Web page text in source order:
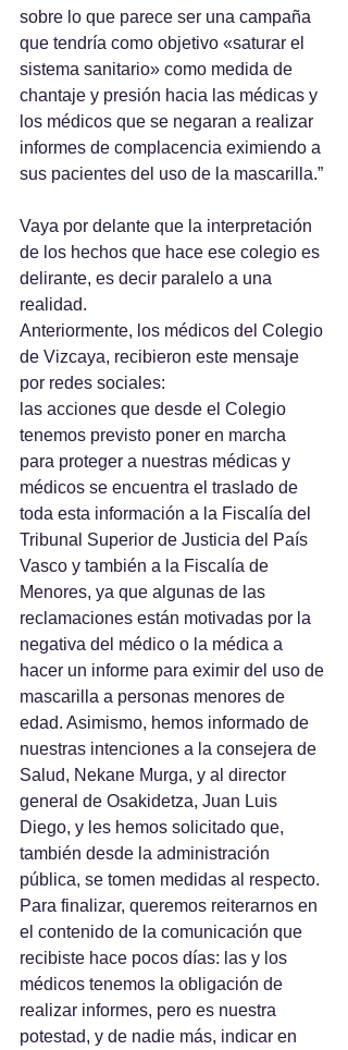
sobre lo que parece ser una campaña
que tendría como objetivo «saturar el
sistema sanitario» como medida de
chantaje y presión hacia las médicas y
los médicos que se negaran a realizar
informes de complacencia eximiendo a
sus pacientes del uso de la mascarilla.”
Vaya por delante que la interpretación
de los hechos que hace ese colegio es
delirante, es decir paralelo a una
realidad.
Anteriormente, los médicos del Colegio
de Vizcaya, recibieron este mensaje
por redes sociales:
las acciones que desde el Colegio
tenemos previsto poner en marcha
para proteger a nuestras médicas y
médicos se encuentra el traslado de
toda esta información a la Fiscalía del
Tribunal Superior de Justicia del País
Vasco y también a la Fiscalía de
Menores, ya que algunas de las
reclamaciones están motivadas por la
negativa del médico o la médica a
hacer un informe para eximir del uso de
mascarilla a personas menores de
edad. Asimismo, hemos informado de
nuestras intenciones a la consejera de
Salud, Nekane Murga, y al director
general de Osakidetza, Juan Luis
Diego, y les hemos solicitado que,
también desde la administración
pública, se tomen medidas al respecto.
Para finalizar, queremos reiterarnos en
el contenido de la comunicación que
recibiste hace pocos días: las y los
médicos tenemos la obligación de
realizar informes, pero es nuestra
potestad, y de nadie más, indicar en